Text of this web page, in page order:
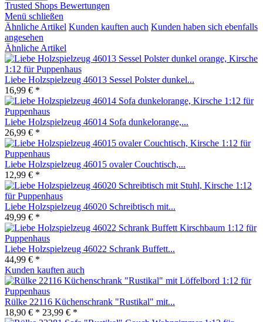
Trusted Shops Bewertungen
Menü schließen
Ähnliche Artikel Kunden kauften auch Kunden haben sich ebenfalls
angesehen
Ähnliche Artikel
Liebe Holzspielzeug 46013 Sessel Polster dunkel...
16,99 € *
Liebe Holzspielzeug 46014 Sofa dunkelorange,...
26,99 € *
Liebe Holzspielzeug 46015 ovaler Couchtisch,...
12,99 € *
Liebe Holzspielzeug 46020 Schreibtisch mit...
49,99 € *
Liebe Holzspielzeug 46022 Schrank Buffett...
44,99 € *
Kunden kauften auch
Rülke 22116 Küchenschrank "Rustikal" mit...
18,90 € * 23,99 € *